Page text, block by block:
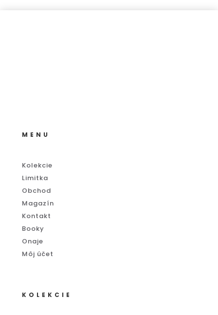
MENU
Kolekcie
Limitka
Obchod
Magazín
Kontakt
Booky
Onaje
Môj účet
KOLEKCIE